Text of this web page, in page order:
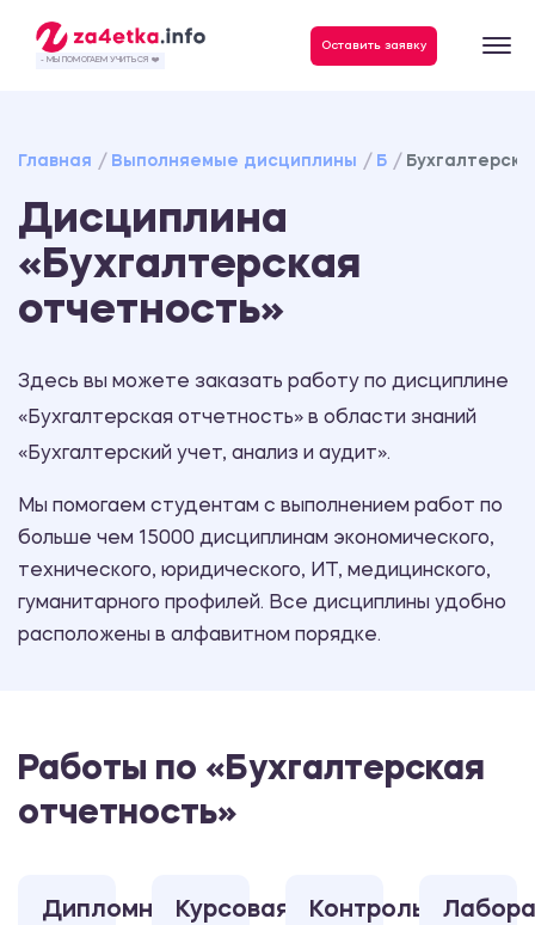
- МЫ ПОМОГАЕМ УЧИТЬСЯ ❤️
Оставить заявку
Главная Выполняемые дисциплины Б
Дисциплина
«Бухгалтерская
отчетность»
Здесь вы можете заказать работу по дисциплине
«Бухгалтерская отчетность» в области знаний
«Бухгалтерский учет, анализ и аудит».
Мы помогаем студентам с выполнением работ по
больше чем 15000 дисциплинам экономического,
технического, юридического, ИТ, медицинского,
гуманитарного профилей. Все дисциплины удобно
расположены в алфавитном порядке.
Работы по «Бухгалтерская
отчетность»
ДипломнаяКурсовая
Контрольная